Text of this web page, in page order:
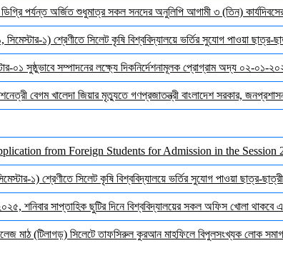
পর্যন্ত অর্জিত শুধুমাত্র সকল সনদের অনুলিপি আগামী ৩ (তিন)
১) শ্রেণীতে সিলেট কৃষি বিশ্ববিদ্যালয়ে ভর্তির সুযোগ পাওয়া ছাত্র-
০১ সুষ্ঠুভাবে সম্পাদনের লক্ষ্যে দিকনির্দেশনামূলক প্রোগ্রাম অদ্য ০২-০১-
বেগম খালেদা জিয়ার মৃত্যুতে গণপ্রজাতন্ত্রী বাংলাদেশ সরকার,
from Foreign Students for Admission in the
১) শ্রেণীতে সিলেট কৃষি বিশ্ববিদ্যালয়ে ভর্তির সুযোগ পাওয়া ছাত্র-
শনিবার সাপ্তাহিক ছুটির দিনে বিশ্ববিদ্যালয়ের সকল অফিস খোলা থাকবে এবং
মাঠ (টিলাগড়) সিলেটে তাফসিরুল কুরআন মাহফিলে বিপুলসংখ্যক লোক